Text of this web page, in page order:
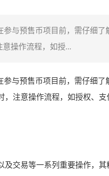
与预售币项目前，需仔细了
操作流程，如授...
与预售币项目前，需仔细了
，注意操作流程，如授权、
交易等一系列重要操作，其